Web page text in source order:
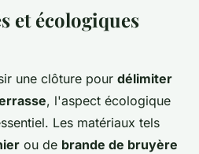
et écologiques
une clôture pour délimiter
, l'aspect écologique
Les matériaux tels
ou de brande de bruyère